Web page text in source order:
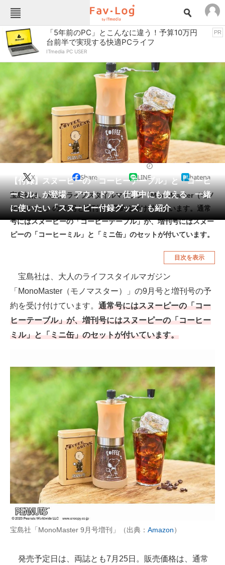
Fav-Logカテゴリー一覧
TOP アウトドア用品
インテリア・収納 おもちゃ・ホビー
カメラ キッチン家電
キッチン用品
コンテンツ・サービス スイーツ・お菓子
スポーツ・レジャー スマホ・携帯電話
パソコン・タブレット ファッション
ペット 家電
工具・DIY 本・DVD・CD
生活家電 生活用品
空調・季節家電 美容・コスメ
釣り具・釣り用品 食品・飲料・お酒
メディア
スマホと通信の最新トレンド
進化するPCとデバイスの未来
好きが集まる 比べて選べる
ビジネスと働き方のヒント
AI活用のいまが分かる
企業ITのトレンドを詳説
経営リーダーのコミュニティ
ITエンジニア向け専門サイト
「5年前のPC」とこんなに違う！予算10万円
台前半で実現する快適PCライフ
ITmedia PC USER
PR
【付録】スヌーピーの「コーヒーテーブル」と「コーヒ
ーミル」が登場 アウトドア・仕事中にも使える 一緒
に使いたい「スヌーピー付録グッズ」も紹介
X Share LINE hatena
宝島社は、大人のライフスタイルマガジン「MonoMaster（モノ
マスター）」の9月号と増刊号の予約を受け付けています。通常
号にはスヌーピーの「コーヒーテーブル」が、増刊号にはスヌー
ピーの「コーヒーミル」と「ミニ缶」のセットが付いています。
目次を表示
宝島社は、大人のライフスタイルマガジン
「MonoMaster（モノマスター）」の9月号と増刊号の予
約を受け付けています。 通常号にはスヌーピーの「コー
ヒーテーブル」が、増刊号にはスヌーピーの「コーヒー
ミル」と「ミニ缶」のセットが付いています。
宝島社「MonoMaster 9月号増刊」（出典： Amazon）
発売予定日は、両誌とも7月25日。販売価格は、通常